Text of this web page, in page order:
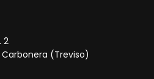
2
Carbonera (Treviso)